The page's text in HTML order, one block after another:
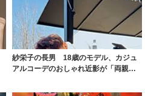
紗栄子の長男 18歳のモデル、カジュ
アルコーデのおしゃれ近影が「両親の